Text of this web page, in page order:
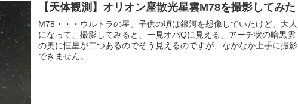
【天体観測】オリオン座散光星雲M78を撮影してみた
M78・・・ウルトラの星。子供の頃は銀河を想像していたけど、大人
になって、撮影してみると、一見オバQに見える、アーチ状の暗黒雲
の奥に恒星が二つあるのでそう見えるのですが、なかなか上手に撮影
できません。